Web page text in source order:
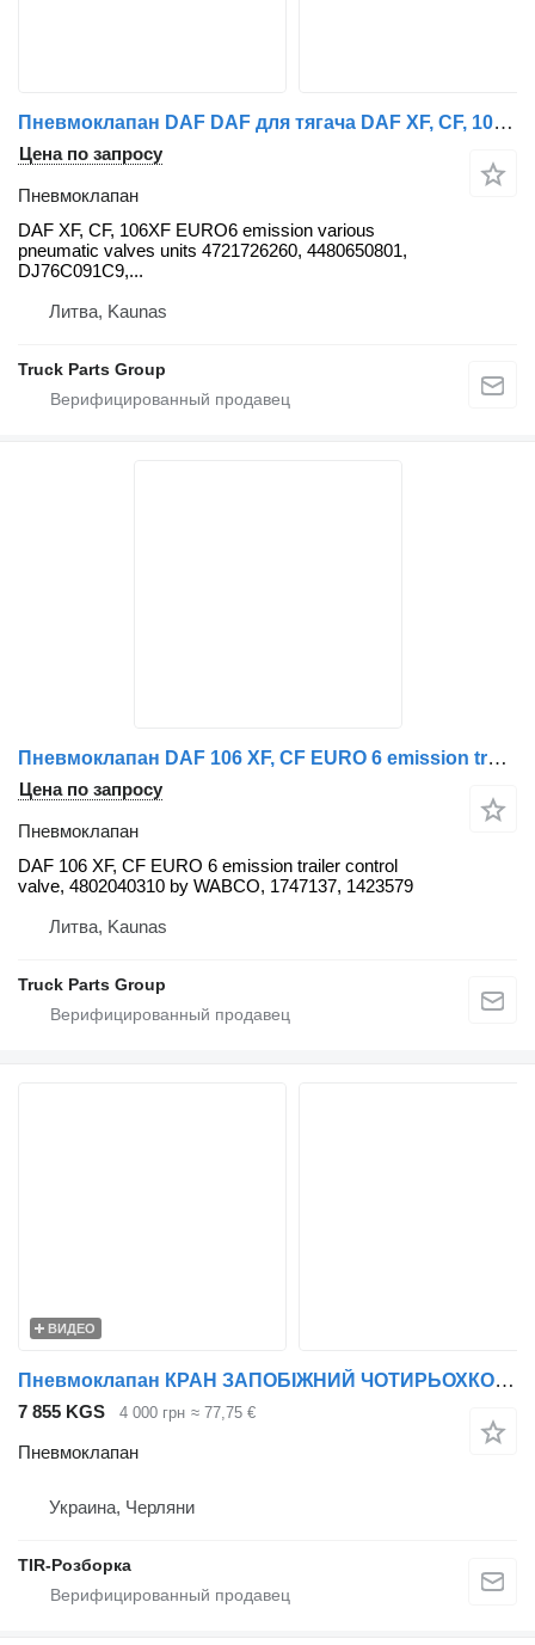
Пневмоклапан DAF DAF для тягача DAF XF, CF, 106XF EURO6
Цена по запросу
Пневмоклапан
DAF XF, CF, 106XF EURO6 emission various
pneumatic valves units 4721726260, 4480650801,
DJ76C091C9,...
Литва, Kaunas
Truck Parts Group
Пневмоклапан DAF 106 XF, CF EURO 6 emission trailer control valve, 4802040310 by DAF для тягача DAF 106 XF, CF EURO 6
Цена по запросу
Пневмоклапан
DAF 106 XF, CF EURO 6 emission trailer control
valve, 4802040310 by WABCO, 1747137, 1423579
Литва, Kaunas
Truck Parts Group
ВИДЕО
Пневмоклапан КРАН ЗАПОБІЖНИЙ ЧОТИРЬОХКОНТУРНИЙ DAF CF85/CF75/CF65/XF95/XF105/ для тягача DAF CF85/CF75/CF65/XF95/XF105
7 855 KGS 4 000 грн ≈ 77,75 €
Пневмоклапан
Украина, Черляни
TIR-Розборка